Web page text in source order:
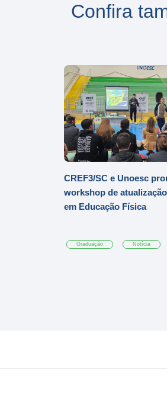
Confira
CREF3/SC e Unoesc
workshop de
em Educação Física
Graduação Notícia